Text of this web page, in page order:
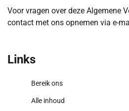
Voor vragen over deze Algemene
contact met ons opnemen via e-
Links
Bereik ons
Alle inhoud